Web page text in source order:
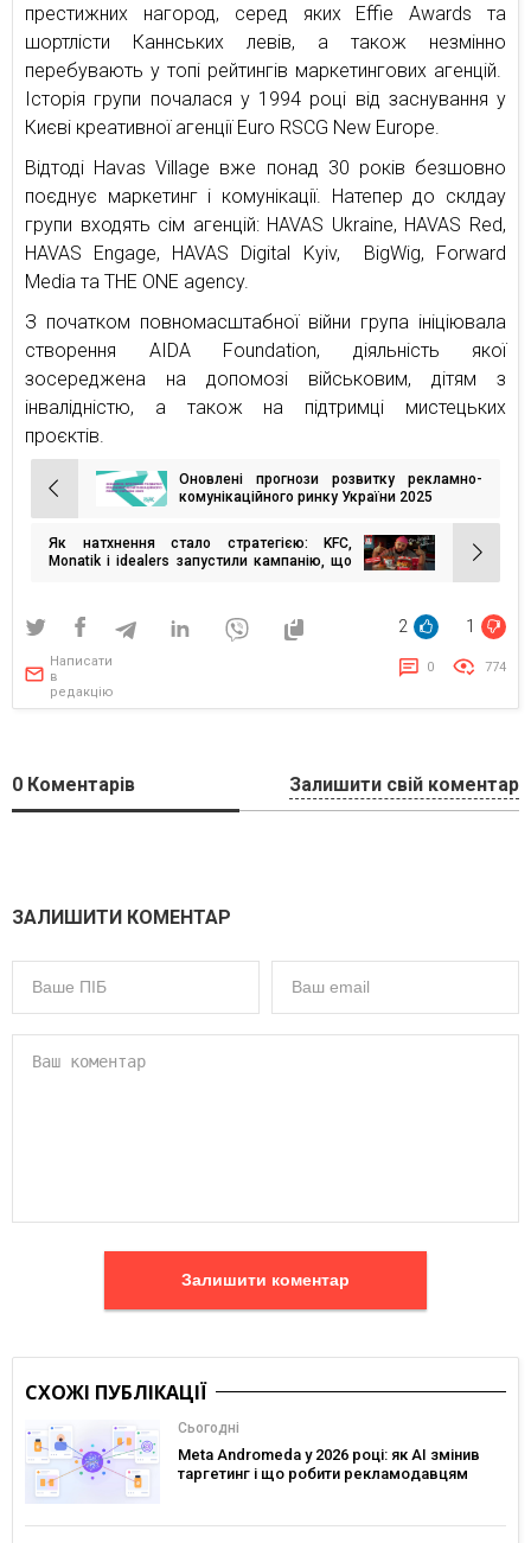
престижних нагород, серед яких Effie Awards та
шортлісти Каннських левів, а також незмінно
перебувають у топі рейтингів маркетингових агенцій.
Історія групи почалася у 1994 році від заснування у
Києві креативної агенції Euro RSCG New Europe.
Відтоді Havas Village вже понад 30 років безшовно
поєднує маркетинг і комунікації. Натепер до склдау
групи входять сім агенцій: HAVAS Ukraine, HAVAS Red,
HAVAS Engage, HAVAS Digital Kyiv, BigWig, Forward
Media та THE ONE agency.
З початком повномасштабної війни група ініціювала
створення AIDA Foundation, діяльність якої
зосереджена на допомозі військовим, дітям з
інвалідністю, а також на підтримці мистецьких
проєктів.
Навігація
записів
Оновлені прогнози розвитку рекламно-
комунікаційного ринку України 2025
Як натхнення стало стратегією: KFC,
Monatik і idealers запустили кампанію, що
2 1
Написати
в
редакцію
0 774
0 Коментарів Залишити свій коментар
ЗАЛИШИТИ КОМЕНТАР
Залишити коментар
СХОЖІ ПУБЛІКАЦІЇ
Сьогодні
Meta Andromeda у 2026 році: як AI змінив
таргетинг і що робити рекламодавцям